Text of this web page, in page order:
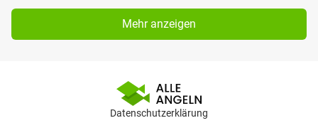
Mehr anzeigen
Datenschutzerklärung